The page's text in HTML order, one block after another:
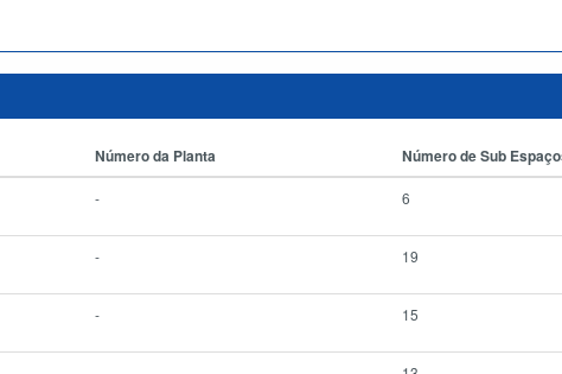
Número da Planta Número de Sub
- 6
- 19
- 15